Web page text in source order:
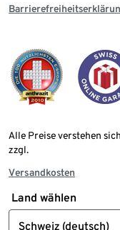
Alle Preise verstehen
zzgl.
Versandkosten
Land wählen
Schweiz (deutsch)